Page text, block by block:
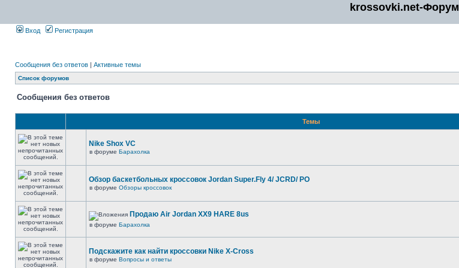
krossovki.net-Форум
Вход Регистрация
Сообщения без ответов | Активные темы
Список форумов
Сообщения без ответов
Темы
Nike Shox VC
в форуме Барахолка
Обзор баскетбольных кроссовок Jordan Super.Fly 4/ JCRD/ PO
в форуме Обзоры кроссовок
Продаю Air Jordan XX9 HARE 8us
в форуме Барахолка
Подскажите как найти кроссовки Nike X-Cross
в форуме Вопросы и ответы